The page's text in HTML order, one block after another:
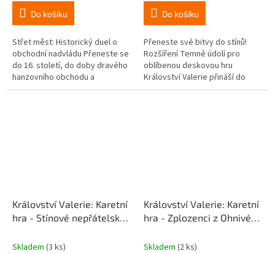
Do košíku
Střet měst: Historický duel o
obchodní nadvládu Přeneste se
do 16. století, do doby dravého
hanzovního obchodu a
neúprosné rivality. Střet měst je
Do košíku
Přeneste své bitvy do stínů!
Rozšíření Temné údolí pro
oblíbenou deskovou hru
Království Valerie přináší do
vašich partií temnou atmosféru
Království Valerie: Karetní
hra - Stínové nepřátelské
Skladem (3 ks)
Království Valerie: Karetní
hra - Zplozenci z Ohnivého
Skladem (2 ks)